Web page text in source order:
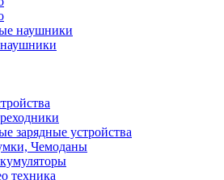
наушники
зарядные устройства
Чемоданы
техника